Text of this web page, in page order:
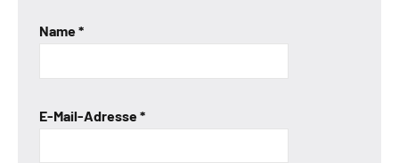
Name*
E-Mail-Adresse*